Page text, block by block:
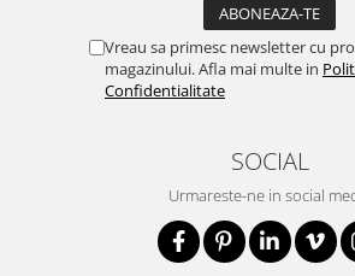
Vreau sa primesc newsletter cu
magazinului. Afla mai multe in
Confidentialitate
SOCIAL
Urmareste-ne in social